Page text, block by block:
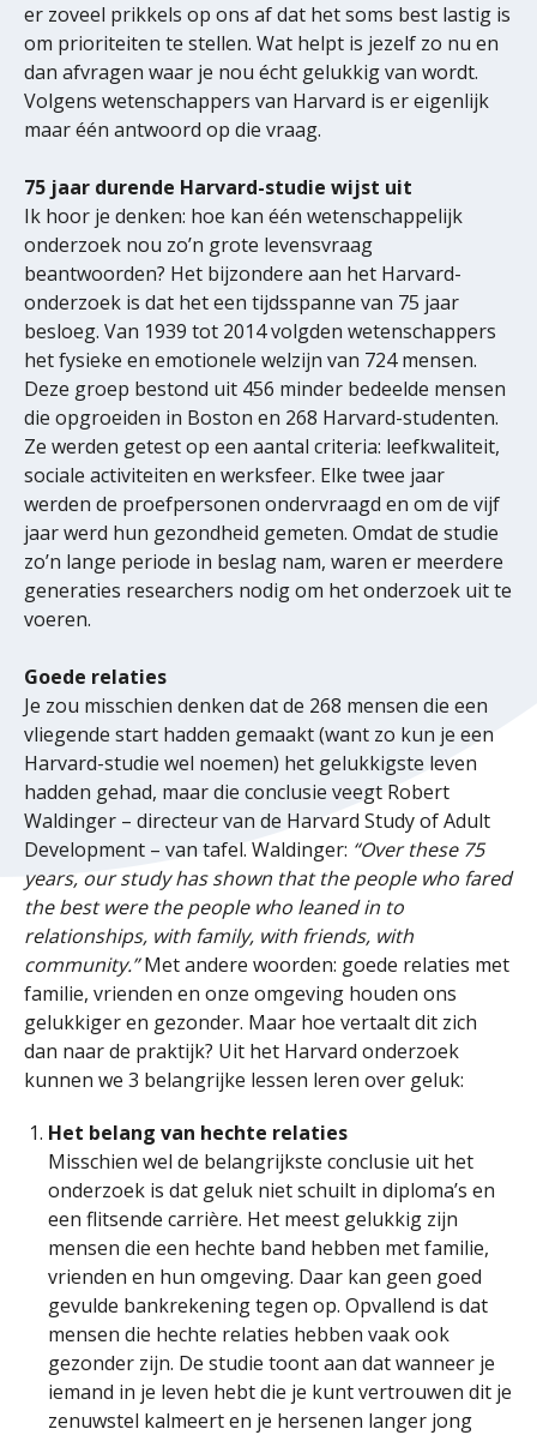
er zoveel prikkels op ons af dat het soms best lastig is
om prioriteiten te stellen. Wat helpt is jezelf zo nu en
dan afvragen waar je nou écht gelukkig van wordt.
Volgens wetenschappers van Harvard is er eigenlijk
maar één antwoord op die vraag.
75 jaar durende Harvard-studie wijst uit
Ik hoor je denken: hoe kan één wetenschappelijk
onderzoek nou zo’n grote levensvraag
beantwoorden? Het bijzondere aan het Harvard-
onderzoek is dat het een tijdsspanne van 75 jaar
besloeg. Van 1939 tot 2014 volgden wetenschappers
het fysieke en emotionele welzijn van 724 mensen.
Deze groep bestond uit 456 minder bedeelde mensen
die opgroeiden in Boston en 268 Harvard-studenten.
Ze werden getest op een aantal criteria: leefkwaliteit,
sociale activiteiten en werksfeer. Elke twee jaar
werden de proefpersonen ondervraagd en om de vijf
jaar werd hun gezondheid gemeten. Omdat de studie
zo’n lange periode in beslag nam, waren er meerdere
generaties researchers nodig om het onderzoek uit te
voeren.
Goede relaties
Je zou misschien denken dat de 268 mensen die een
vliegende start hadden gemaakt (want zo kun je een
Harvard-studie wel noemen) het gelukkigste leven
hadden gehad, maar die conclusie veegt Robert
Waldinger – directeur van de Harvard Study of Adult
Development – van tafel. Waldinger: “Over these 75
years, our study has shown that the people who fared
the best were the people who leaned in to
relationships, with family, with friends, with
community.”Met andere woorden: goede relaties met
familie, vrienden en onze omgeving houden ons
gelukkiger en gezonder. Maar hoe vertaalt dit zich
dan naar de praktijk? Uit het Harvard onderzoek
kunnen we 3 belangrijke lessen leren over geluk:
Het belang van hechte relaties
​​Misschien wel de belangrijkste conclusie uit het
onderzoek is dat geluk niet schuilt in diploma’s en
een flitsende carrière. Het meest gelukkig zijn
mensen die een hechte band hebben met familie,
vrienden en hun omgeving. Daar kan geen goed
gevulde bankrekening tegen op. Opvallend is dat
mensen die hechte relaties hebben vaak ook
gezonder zijn. De studie toont aan dat wanneer je
iemand in je leven hebt die je kunt vertrouwen dit je
zenuwstel kalmeert en je hersenen langer jong